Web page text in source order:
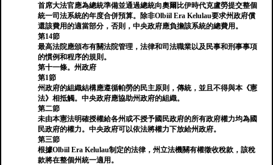
首席大法官應為總統準備並通過總統向奧爾比伊時代克盧勞提交整個
統一司法系統的年度合併預算。除非Olbiil Era Kelulau要求州政府償
還該費用的適當部分，否則，中央政府應負擔該系統的總費用。
第14節
最高法院應頒布有關法院管理，法律和司法職業以及民事和刑事事項
的慣例和程序的規則。
第十一條。州政府
第1節
州政府的組織結構應遵循帕勞的民主原則，傳統，並且不得與本《憲
法》相抵觸。中央政府應協助州政府的組織。
第二節
未由本憲法明確授權給各州或不授予國民政府的所有政府權力均為國
民政府的權力。中央政府可以依法將權力下放給州政府。
第三節
根據Olbiil Era Kelulau制定的法律，州立法機關有權徵收稅款，該稅
款將在整個州統一適用。